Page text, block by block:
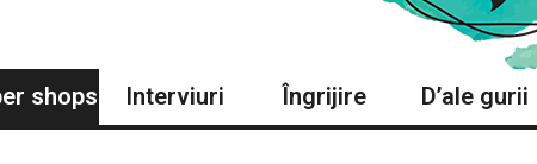
shops Interviuri Îngrijire D’ale gurii